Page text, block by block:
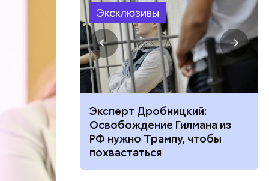
Эксклюзивы
можно
с
Эксперт Дробницкий:
Освобождение Гилмана из
РФ нужно Трампу, чтобы
похвастаться